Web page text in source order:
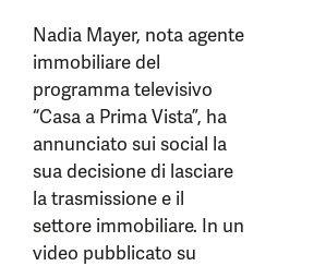
Nadia Mayer, nota agente
immobiliare del
programma televisivo
“Casa a Prima Vista”, ha
annunciato sui social la
sua decisione di lasciare
la trasmissione e il
settore immobiliare. In un
video pubblicato su